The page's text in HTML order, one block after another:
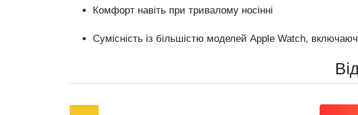
Комфорт навіть при тривалому носінні
Сумісність із більшістю моделей Apple Watch,